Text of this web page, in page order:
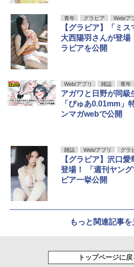
青年 グラビア Web/ア
【グラビア】「ミス
大西陽羽さんが登場
ラビアを公開
Web/アプリ 雑誌 青年
アガワと日野が同
「ぴゅあ0.01mm」
ンマガwebで公開
雑誌 Web/アプリ グラ
【グラビア】沢口
登場！ 「週刊ヤン
ビア一挙公開
もっと関連記事を
トップページに戻